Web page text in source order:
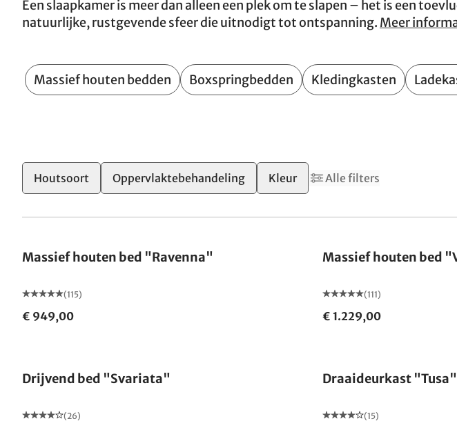
Een slaapkamer is meer dan alleen een plek om te slapen – het is een
natuurlijke, rustgevende sfeer die uitnodigt tot ontspanning. Meer
Massief houten bedden Boxspringbedden Kledingkasten
Houtsoort Oppervlaktebehandeling Kleur Alle filters
Massief houten bed "Ravenna"
(115)
€ 949,00
Massief houten bed
(111)
€ 1.229,00
Drijvend bed "Svariata"
(26)
Draaideurkast "Tusa"
(15)